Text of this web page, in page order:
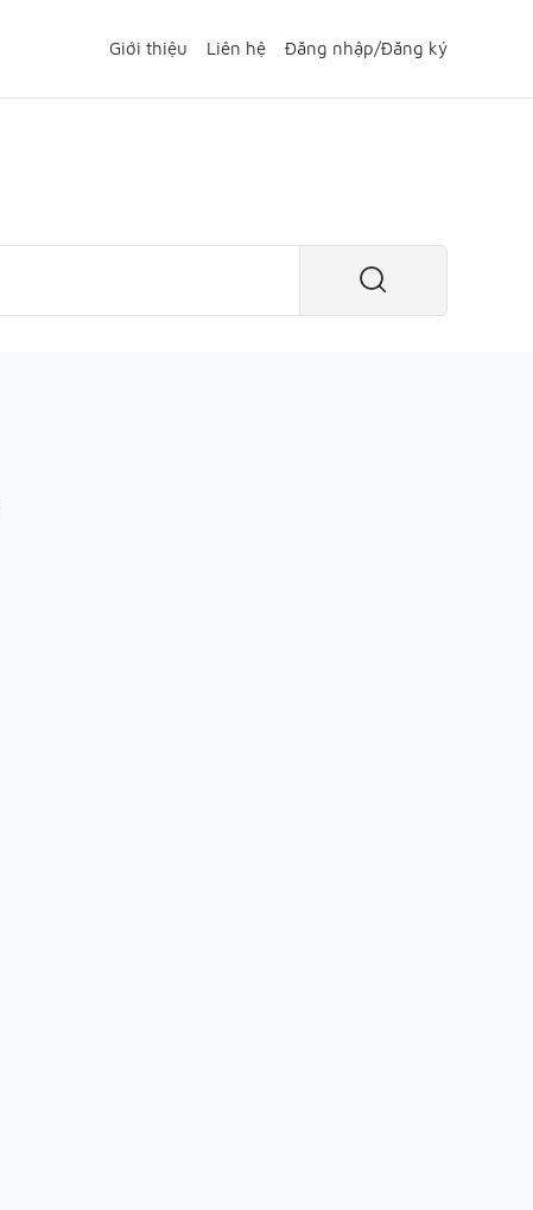
Giới thiệu Liên hệ Đăng nhập/Đăng ký